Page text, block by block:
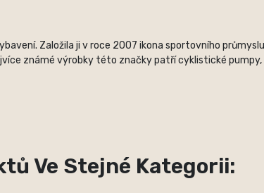
Založila ji v roce 2007 ikona sportovního
známé výrobky této značky patří cyklistické pumpy,
Ve Stejné Kategorii: